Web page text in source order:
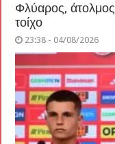
Φλύαρος,
τοίχο
23:38 - 04/08/2026